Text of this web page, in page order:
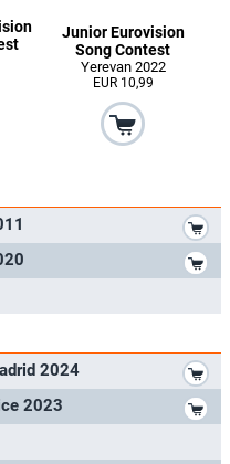
Junior Eurovision
Song Contest
Yerevan 2022
EUR 10,99
2024
2023